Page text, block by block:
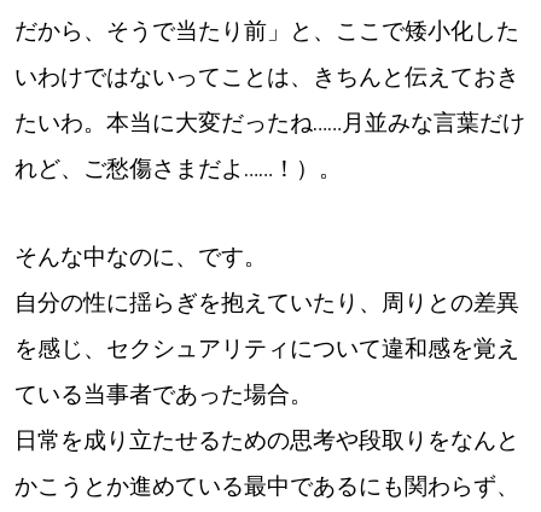
だから、そうで当たり前」と、ここで矮小化した
いわけではないってことは、きちんと伝えておき
たいわ。本当に大変だったね……月並みな言葉だけ
れど、ご愁傷さまだよ……！）。
そんな中なのに、です。
自分の性に揺らぎを抱えていたり、周りとの差異
を感じ、セクシュアリティについて違和感を覚え
ている当事者であった場合。
日常を成り立たせるための思考や段取りをなんと
かこうとか進めている最中であるにも関わらず、